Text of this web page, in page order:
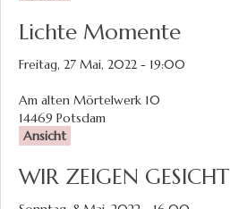
Lichte Momente
Freitag, 27 Mai, 2022 - 19:00
Am alten Mörtelwerk 10
14469 Potsdam
Ansicht
WIR ZEIGEN GESICHT